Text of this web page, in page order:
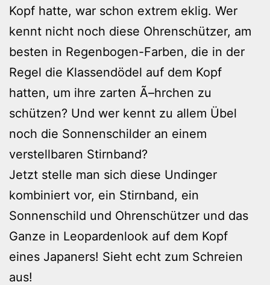
Kopf hatte, war schon extrem eklig. Wer
kennt nicht noch diese Ohrenschützer, am
besten in Regenbogen-Farben, die in der
Regel die Klassendödel auf dem Kopf
hatten, um ihre zarten Ã–hrchen zu
schützen? Und wer kennt zu allem Übel
noch die Sonnenschilder an einem
verstellbaren Stirnband?
Jetzt stelle man sich diese Undinger
kombiniert vor, ein Stirnband, ein
Sonnenschild und Ohrenschützer und das
Ganze in Leopardenlook auf dem Kopf
eines Japaners! Sieht echt zum Schreien
aus!